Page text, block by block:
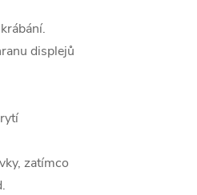
displejů
zatímco